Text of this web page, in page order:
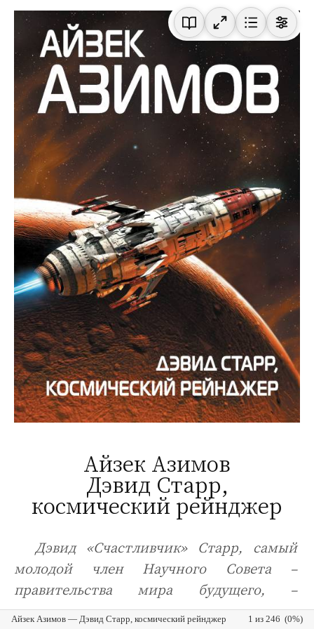
Айзек Азимов
Дэвид Старр,
космический рейнджер
Дэвид «Счастливчик» Старр, самый
молодой член Научного Совета –
правительства мира будущего, –
Айзек Азимов — Дэвид Старр, космический рейнджер 1 из 246 (0%)